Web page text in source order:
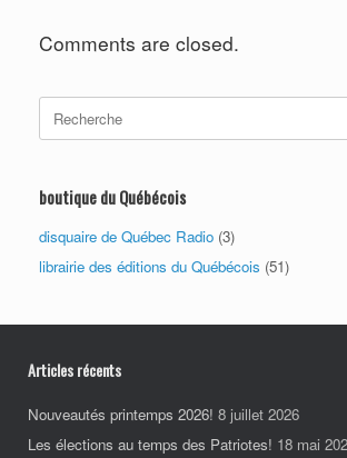
Comments are closed.
for:
boutique du Québécois
disquaire de Québec Radio (3)
librairie des éditions du Québécois (51)
Articles récents
Nouveautés printemps 2026! 8 juillet 2026
Les élections au temps des Patriotes! 18 mai